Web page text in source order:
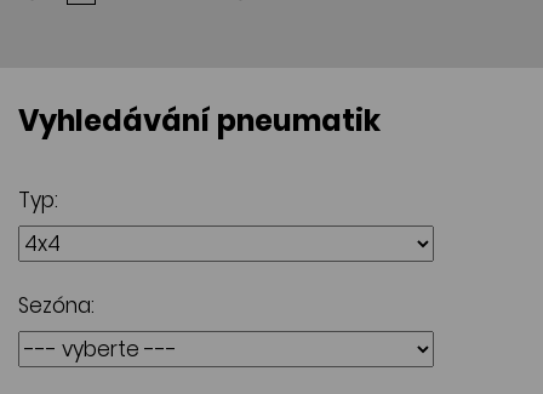
Vyhledávání pneumatik
Typ:
Sezóna: